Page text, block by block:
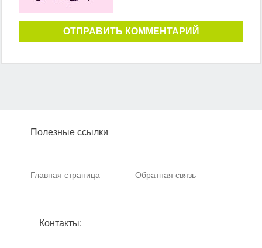
ОТПРАВИТЬ КОММЕНТАРИЙ
Полезные ссылки
Главная страница Обратная связь
Контакты: